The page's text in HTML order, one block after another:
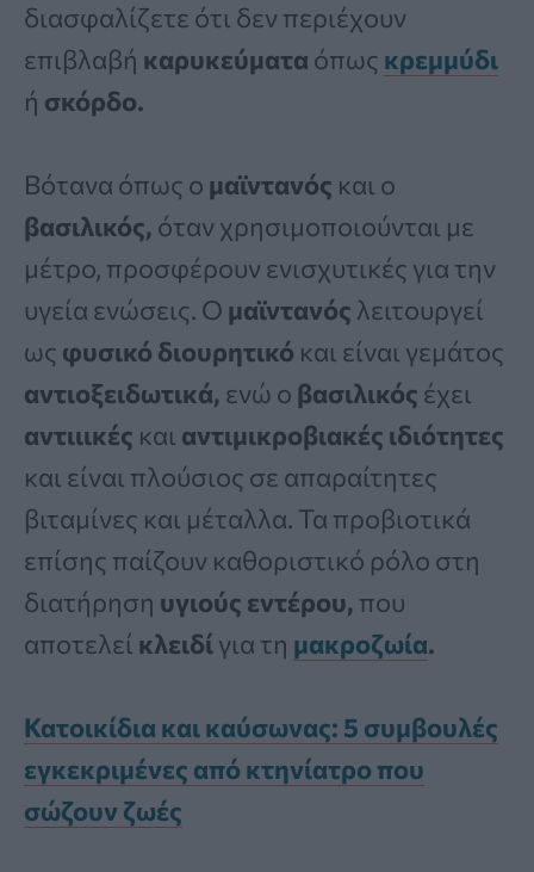
διασφαλίζετε ότι δεν περιέχουν
επιβλαβή καρυκεύματα όπως κρεμμύδι
ή σκόρδο.
Βότανα όπως ο μαϊντανός και ο
βασιλικός, όταν χρησιμοποιούνται με
μέτρο, προσφέρουν ενισχυτικές για την
υγεία ενώσεις. Ο μαϊντανός λειτουργεί
ως φυσικό διουρητικό και είναι γεμάτος
αντιοξειδωτικά, ενώ ο βασιλικός έχει
αντιιικές και αντιμικροβιακές ιδιότητες
και είναι πλούσιος σε απαραίτητες
βιταμίνες και μέταλλα. Τα προβιοτικά
επίσης παίζουν καθοριστικό ρόλο στη
διατήρηση υγιούς εντέρου, που
αποτελεί κλειδίγια τη μακροζωία.
Κατοικίδια και καύσωνας: 5 συμβουλές
εγκεκριμένες από κτηνίατρο που
σώζουν ζωές